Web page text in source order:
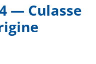
— Culasse